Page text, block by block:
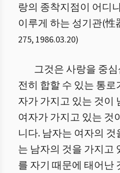
랑의 종착지점이 어디
이루게 하는 성기관(性
275, 1986.03.20)
그것은 사랑을 중
전히 합할 수 있는 통
자가 가지고 있는 것이
여자가 가지고 있는 것
니다. 남자는 여자의
는 남자의 것을 가지고
를 자기 때문에 태어난